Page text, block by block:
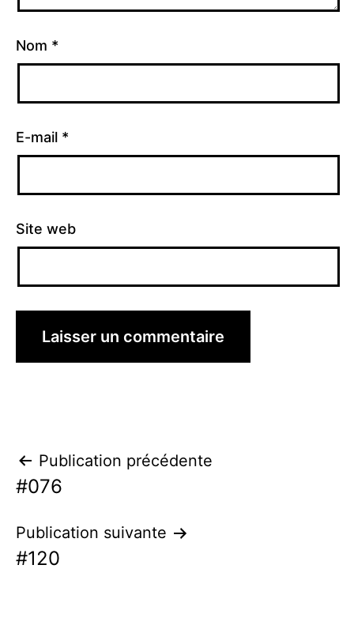
Nom *
E-mail *
Site web
Navigation
de
l’article
Publication précédente
#076
Publication suivante
#120